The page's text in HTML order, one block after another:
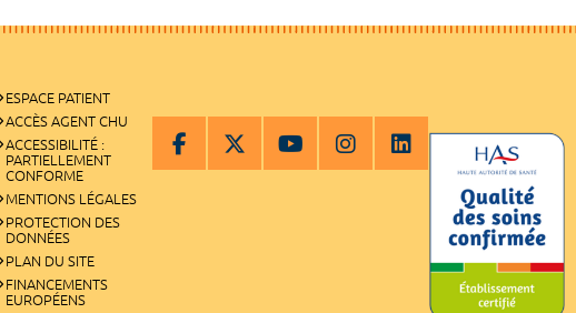
ESPACE PATIENT
ACCÈS AGENT CHU
ACCESSIBILITÉ :
PARTIELLEMENT
CONFORME
MENTIONS LÉGALES
PROTECTION DES
DONNÉES
PLAN DU SITE
FINANCEMENTS
EUROPÉENS